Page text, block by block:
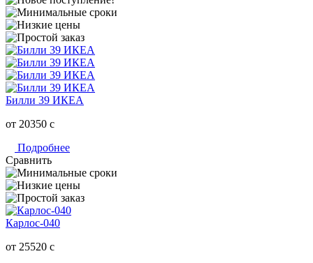
Билли 39 ИКЕА
от 20350 c
Подробнее
Сравнить
Карлос-040
от 25520 c